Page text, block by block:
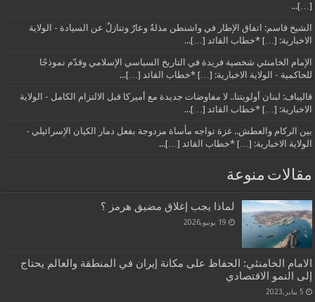
[…]...
الشيخ قاسم: اتفاق الإطار في واشنطن مذلةٌ وعارٌ وتنازلٌ عن السيادة - الولاية
الاخبارية: […] *خطاب القائد […]...
الإمام الخامنئي شخصية فريدة في التاريخ السياسي الإسلامي وقدّم نموذجًا
للحاكمية - الولاية الاخبارية: […] *خطاب القائد […]...
قاليباف: لبنان أولويتنا.. لا مفاوضات جديدة مع أميركا قبل الالتزام الكامل - الولاية
الاخبارية: […] *خطاب القائد […]...
بين الركام والعطش.. غزة تواجه مأساة مزدوجة بفعل دمار الكيان الإسرائيلي -
الولاية الاخبارية: […] *خطاب القائد […]...
مقالات منوعة
لماذا يجب إغلاق مضيق هرمز ؟
19 يونيو,2026
الامام الخامنئي: الحفاظ على مكانة إيران في المنطقة والعالم يحتاج
إلى النمو الاقتصادي
5 يناير,2023